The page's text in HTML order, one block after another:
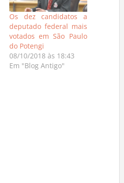
Os dez candidatos a
deputado federal mais
votados em São Paulo
do Potengi
08/10/2018 às 18:43
Em "Blog Antigo"